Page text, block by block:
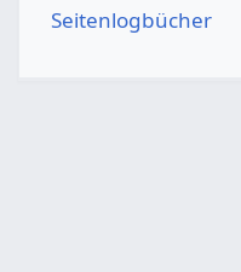
Seitenlogbücher